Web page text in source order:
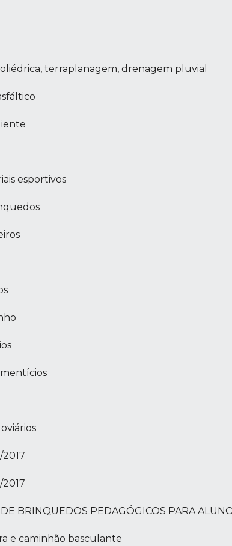
terraplanagem, drenagem pluvial
esportivos
BRINQUEDOS PEDAGÓGICOS PARA
e caminhão basculante